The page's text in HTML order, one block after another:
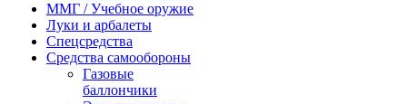
ММГ / Учебное оружие
Луки и арбалеты
Спецсредства
Средства самообороны
Газовые
баллончики